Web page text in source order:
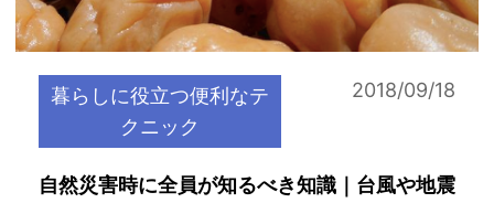
暮らしに役立つ便利なテ
クニック
2018/09/18
自然災害時に全員が知るべき知識｜台風や地震